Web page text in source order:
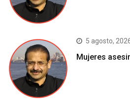
5 agosto,
Mujeres